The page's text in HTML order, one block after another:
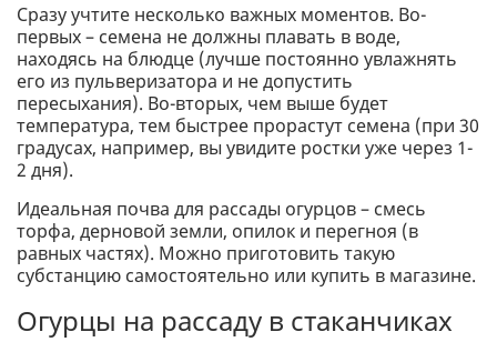
Сразу учтите несколько важных моментов. Во-
первых – семена не должны плавать в воде,
находясь на блюдце (лучше постоянно увлажнять
его из пульверизатора и не допустить
пересыхания). Во-вторых, чем выше будет
температура, тем быстрее прорастут семена (при 30
градусах, например, вы увидите ростки уже через 1-
2 дня).
Идеальная почва для рассады огурцов – смесь
торфа, дерновой земли, опилок и перегноя (в
равных частях). Можно приготовить такую
субстанцию самостоятельно или купить в магазине.
Огурцы на рассаду в стаканчиках